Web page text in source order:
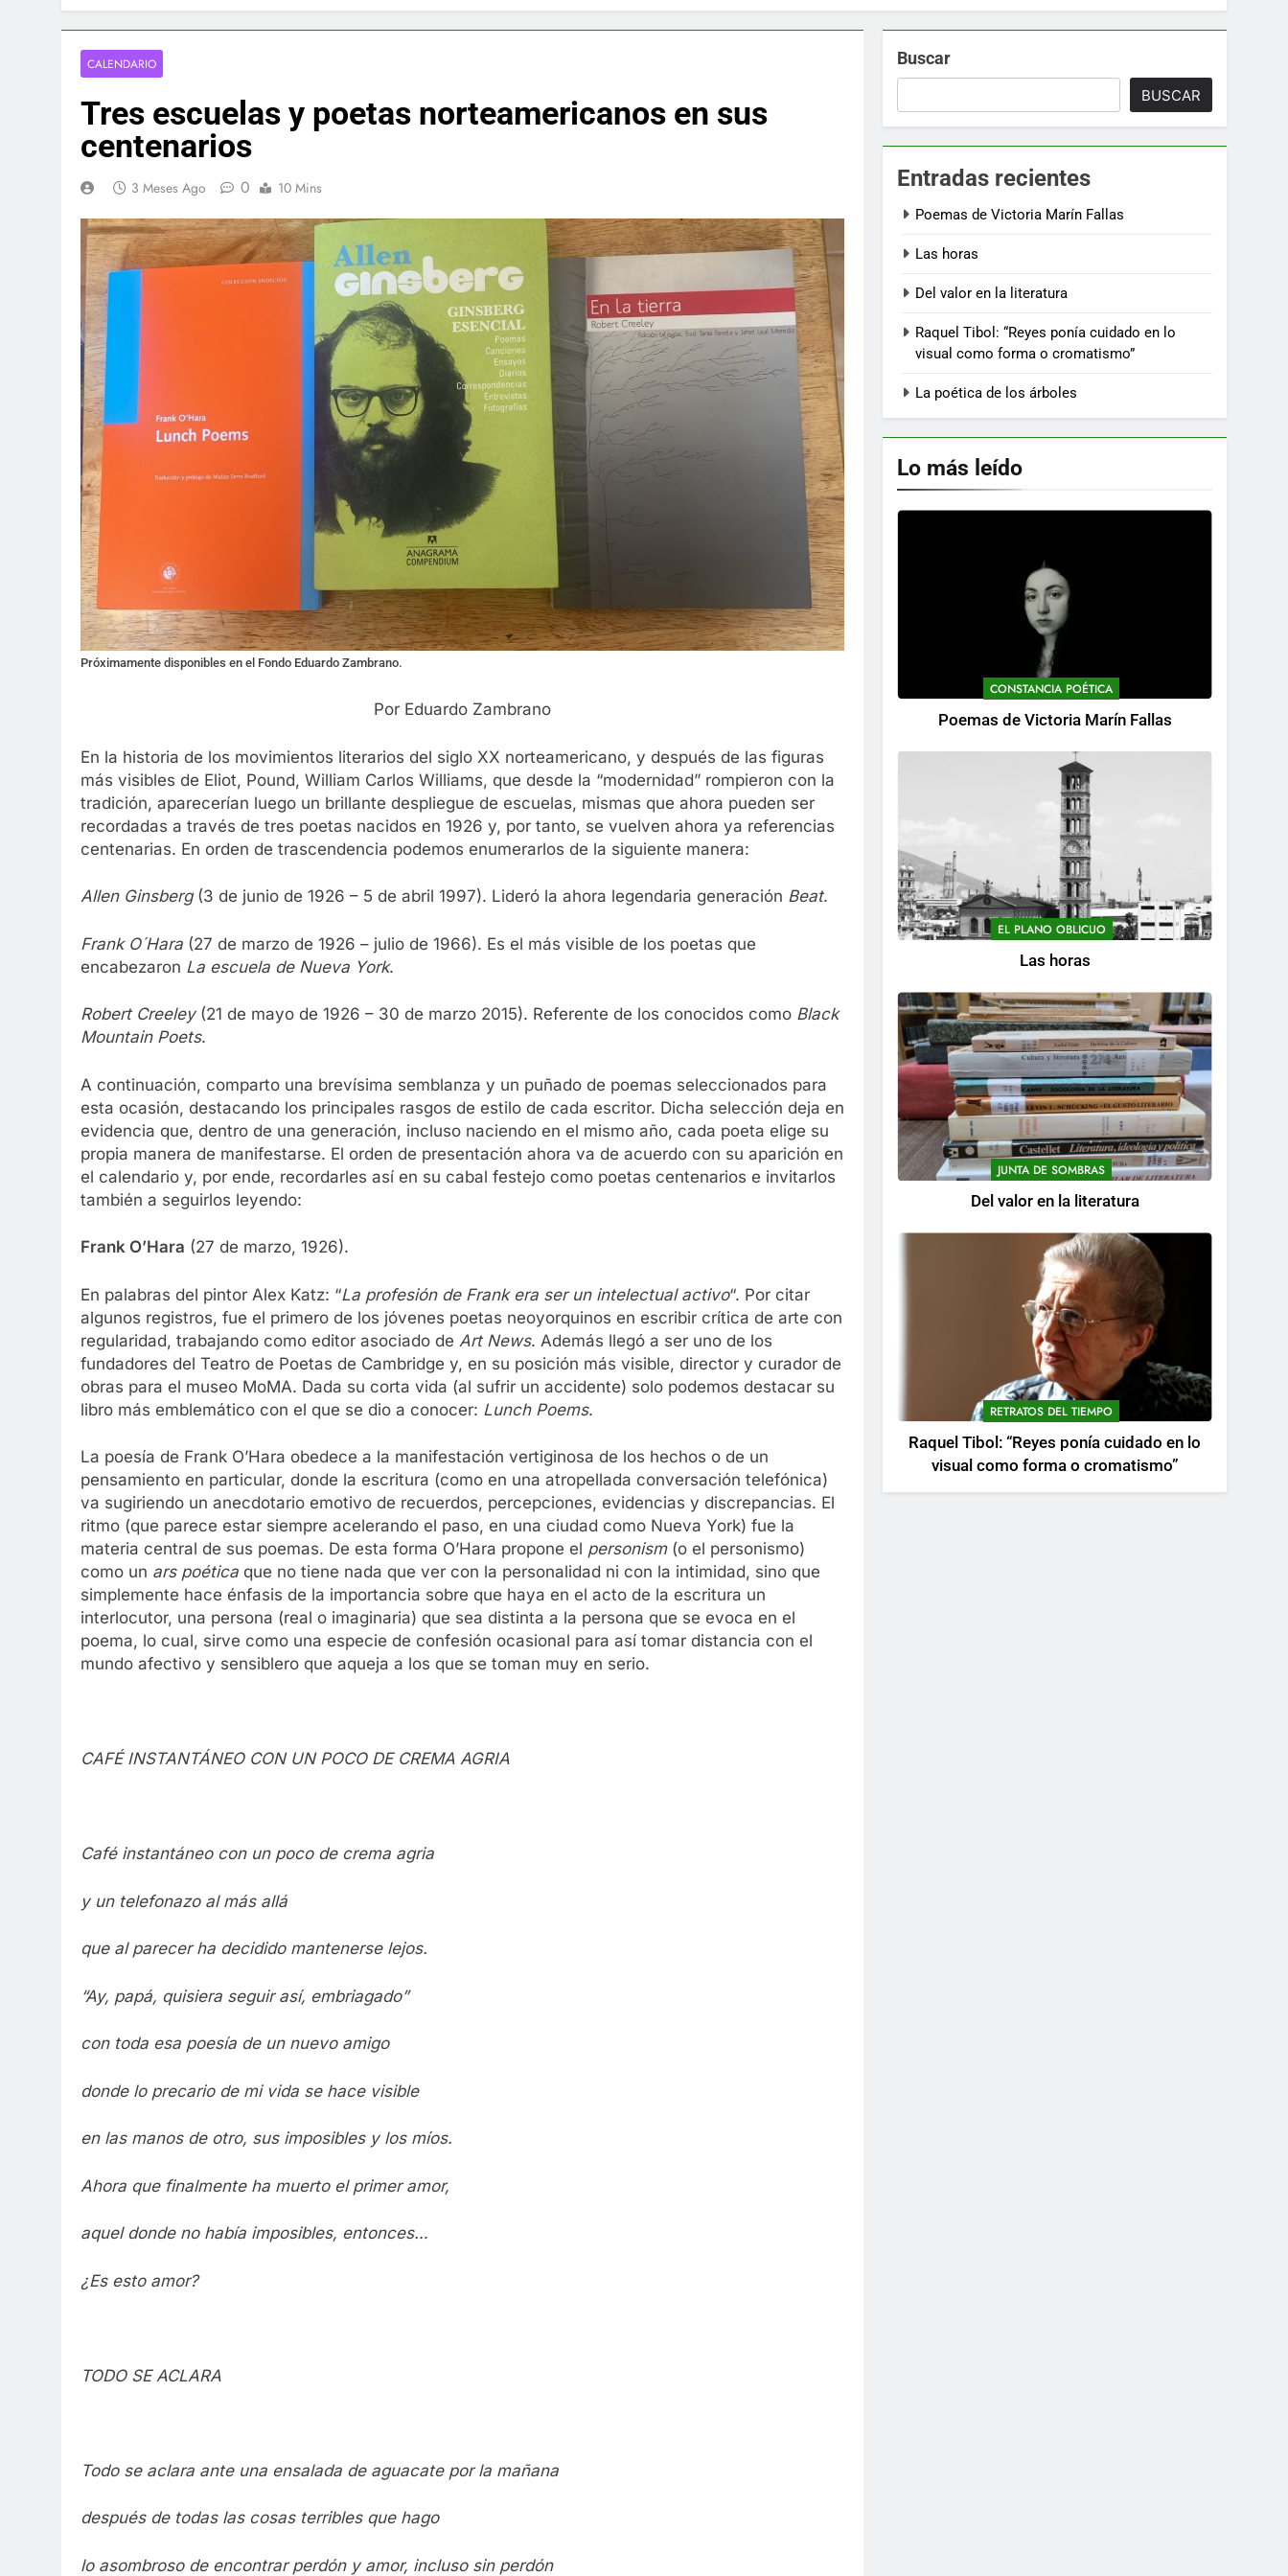
CALENDARIO
Tres escuelas y poetas norteamericanos en sus
centenarios
3 Meses Ago 0 10 Mins
Próximamente disponibles en el Fondo Eduardo Zambrano.
Por Eduardo Zambrano
En la historia de los movimientos literarios del siglo XX norteamericano, y después de las figuras
más visibles de Eliot, Pound, William Carlos Williams, que desde la “modernidad” rompieron con la
tradición, aparecerían luego un brillante despliegue de escuelas, mismas que ahora pueden ser
recordadas a través de tres poetas nacidos en 1926 y, por tanto, se vuelven ahora ya referencias
centenarias. En orden de trascendencia podemos enumerarlos de la siguiente manera:
Allen Ginsberg(3 de junio de 1926 – 5 de abril 1997). Lideró la ahora legendaria generación Beat.
Frank O´Hara (27 de marzo de 1926 – julio de 1966). Es el más visible de los poetas que
encabezaron La escuela de Nueva York.
Robert Creeley(21 de mayo de 1926 – 30 de marzo 2015). Referente de los conocidos como Black
Mountain Poets.
A continuación, comparto una brevísima semblanza y un puñado de poemas seleccionados para
esta ocasión, destacando los principales rasgos de estilo de cada escritor. Dicha selección deja en
evidencia que, dentro de una generación, incluso naciendo en el mismo año, cada poeta elige su
propia manera de manifestarse. El orden de presentación ahora va de acuerdo con su aparición en
el calendario y, por ende, recordarles así en su cabal festejo como poetas centenarios e invitarlos
también a seguirlos leyendo:
Frank O’Hara (27 de marzo, 1926).
En palabras del pintor Alex Katz: “La profesión de Frank era ser un intelectual activo“. Por citar
algunos registros, fue el primero de los jóvenes poetas neoyorquinos en escribir crítica de arte con
regularidad, trabajando como editor asociado de Art News. Además llegó a ser uno de los
fundadores del Teatro de Poetas de Cambridge y, en su posición más visible, director y curador de
obras para el museo MoMA. Dada su corta vida (al sufrir un accidente) solo podemos destacar su
libro más emblemático con el que se dio a conocer: Lunch Poems.
La poesía de Frank O’Hara obedece a la manifestación vertiginosa de los hechos o de un
pensamiento en particular, donde la escritura (como en una atropellada conversación telefónica)
va sugiriendo un anecdotario emotivo de recuerdos, percepciones, evidencias y discrepancias. El
ritmo (que parece estar siempre acelerando el paso, en una ciudad como Nueva York) fue la
materia central de sus poemas. De esta forma O’Hara propone el personism (o el personismo)
como un ars poética que no tiene nada que ver con la personalidad ni con la intimidad, sino que
simplemente hace énfasis de la importancia sobre que haya en el acto de la escritura un
interlocutor, una persona (real o imaginaria) que sea distinta a la persona que se evoca en el
poema, lo cual, sirve como una especie de confesión ocasional para así tomar distancia con el
mundo afectivo y sensiblero que aqueja a los que se toman muy en serio.
CAFÉ INSTANTÁNEO CON UN POCO DE CREMA AGRIA
Café instantáneo con un poco de crema agria
y un telefonazo al más allá
que al parecer ha decidido mantenerse lejos.
“Ay, papá, quisiera seguir así, embriagado”
con toda esa poesía de un nuevo amigo
donde lo precario de mi vida se hace visible
en las manos de otro, sus imposibles y los míos.
Ahora que finalmente ha muerto el primer amor,
aquel donde no había imposibles, entonces…
¿Es esto amor?
TODO SE ACLARA
Todo se aclara ante una ensalada de aguacate por la mañana
después de todas las cosas terribles que hago
lo asombroso de encontrar perdón y amor, incluso sin perdón
Buscar
BUSCAR
Entradas recientes
Poemas de Victoria Marín Fallas
Las horas
Del valor en la literatura
Raquel Tibol: “Reyes ponía cuidado en lo
visual como forma o cromatismo”
La poética de los árboles
Lo más leído
CONSTANCIA POÉTICA
Poemas de Victoria Marín Fallas
EL PLANO OBLICUO
Las horas
JUNTA DE SOMBRAS
Del valor en la literatura
RETRATOS DEL TIEMPO
Raquel Tibol: “Reyes ponía cuidado en lo
visual como forma o cromatismo”